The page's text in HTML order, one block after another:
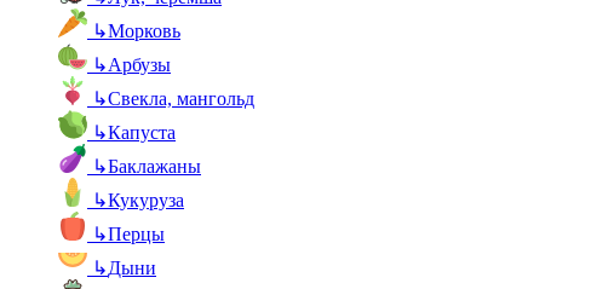
↳Морковь
↳Арбузы
↳Свекла, мангольд
↳Капуста
↳Баклажаны
↳Кукуруза
↳Перцы
↳Дыни